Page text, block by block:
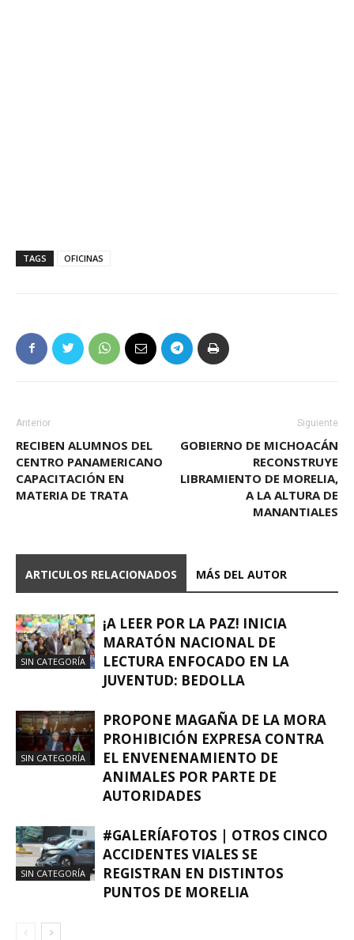
TAGS OFICINAS
Anterior
RECIBEN ALUMNOS DEL
CENTRO PANAMERICANO
CAPACITACIÓN EN
MATERIA DE TRATA
Siguiente
GOBIERNO DE MICHOACÁN
RECONSTRUYE
LIBRAMIENTO DE MORELIA,
A LA ALTURA DE
MANANTIALES
ARTICULOS RELACIONADOS MÁS DEL AUTOR
SIN CATEGORÍA
¡A LEER POR LA PAZ! INICIA
MARATÓN NACIONAL DE
LECTURA ENFOCADO EN LA
JUVENTUD: BEDOLLA
SIN CATEGORÍA
PROPONE MAGAÑA DE LA MORA
PROHIBICIÓN EXPRESA CONTRA
EL ENVENENAMIENTO DE
ANIMALES POR PARTE DE
AUTORIDADES
SIN CATEGORÍA
#GALERÍAFOTOS | OTROS CINCO
ACCIDENTES VIALES SE
REGISTRAN EN DISTINTOS
PUNTOS DE MORELIA